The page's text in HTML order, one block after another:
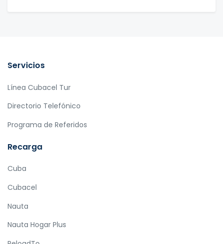
Servicios
Línea Cubacel Tur
Directorio Telefónico
Programa de Referidos
Recarga
Cuba
Cubacel
Nauta
Nauta Hogar Plus